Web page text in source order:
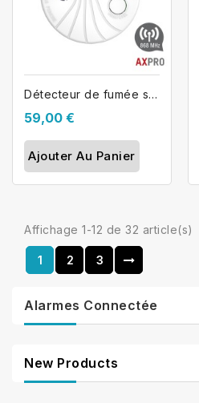
Détecteur de fumée sans fils...
59,00 €
Ajouter Au Panier
Affichage 1-12 de 32 article(s)
1 2 3
Alarmes Connectée
New Products